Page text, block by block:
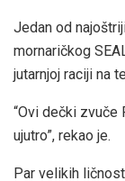
Jedan od
mornaričkog
jutarnjoj raciji na
“Ovi dečki zvuče
ujutro”, rekao je.
Par velikih